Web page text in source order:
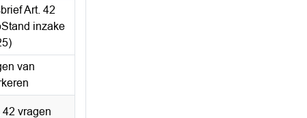
Art. 42
inzake
van
vragen